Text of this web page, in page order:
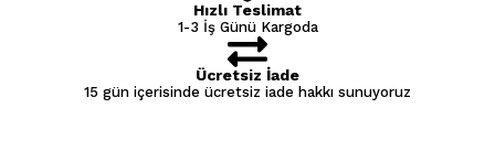
Hızlı Teslimat
1-3 İş Günü Kargoda
Ücretsiz İade
15 gün içerisinde ücretsiz iade hakkı sunuyoruz